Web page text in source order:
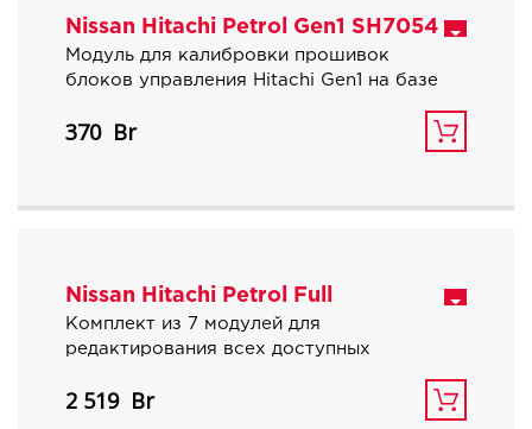
Nissan Hitachi Petrol Gen1 SH7054
Модуль для калибровки прошивок
блоков управления Hitachi Gen1 на базе
используемых для бензиновых
атмосферных автомобилей Nissan/Infiniti.
370
Nissan Hitachi Petrol Full
Комплект из 7 модулей для
редактирования всех доступных
Инфинити с блоками управления Hitachi.
2 519